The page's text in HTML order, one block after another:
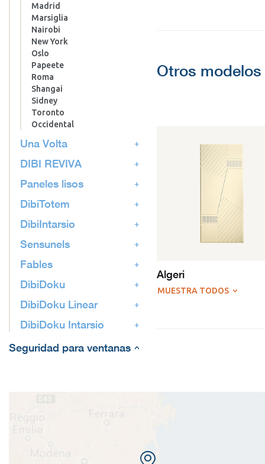
Madrid
Marsiglia
Nairobi
New York
Oslo
Papeete
Roma
Shangai
Sidney
Toronto
Occidental
Una Volta
DIBI REVIVA
Paneles lisos
DibiTotem
DibiIntarsio
Sensunels
Fables
DibiDoku
DibiDoku Linear
DibiDoku Intarsio
Seguridad para ventanas
Otros
Algeri
MUESTRA TODOS